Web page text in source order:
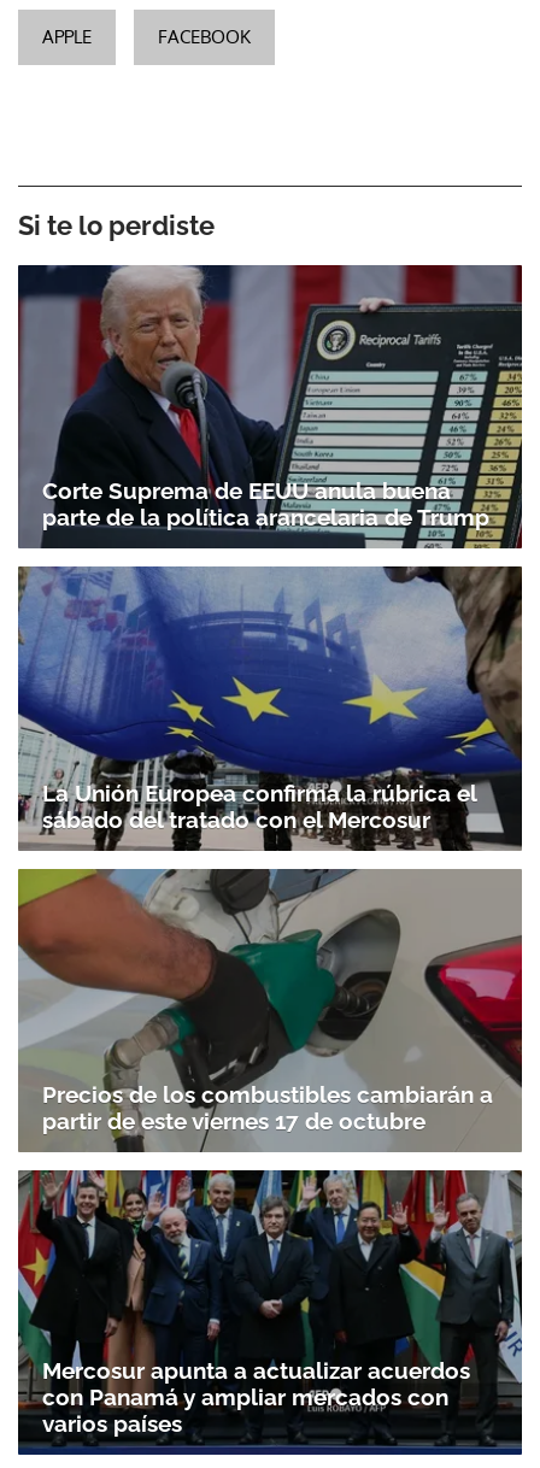
APPLE FACEBOOK
Si te lo perdiste
Corte Suprema de EEUU anula buena
parte de la política arancelaria de Trump
La Unión Europea confirma la rúbrica el
sábado del tratado con el Mercosur
Precios de los combustibles cambiarán a
partir de este viernes 17 de octubre
Mercosur apunta a actualizar acuerdos
con Panamá y ampliar mercados con
varios países